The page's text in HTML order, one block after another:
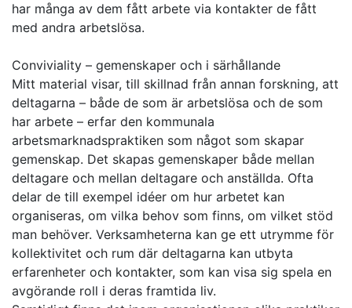
har många av dem fått arbete via kontakter de fått
med andra arbetslösa.
Conviviality – gemenskaper och i särhållande
Mitt material visar, till skillnad från annan forskning, att
deltagarna – både de som är arbetslösa och de som
har arbete – erfar den kommunala
arbetsmarknadspraktiken som något som skapar
gemenskap. Det skapas gemenskaper både mellan
deltagare och mellan deltagare och anställda. Ofta
delar de till exempel idéer om hur arbetet kan
organiseras, om vilka behov som finns, om vilket stöd
man behöver. Verksamheterna kan ge ett utrymme för
kollektivitet och rum där deltagarna kan utbyta
erfarenheter och kontakter, som kan visa sig spela en
avgörande roll i deras framtida liv.